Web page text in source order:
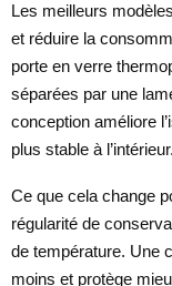
Les meilleurs
et réduire la
porte en verre
séparées par une
conception améliore
plus stable à l’intérieur.
Ce que cela change
régularité de
de température. Une
moins et protège